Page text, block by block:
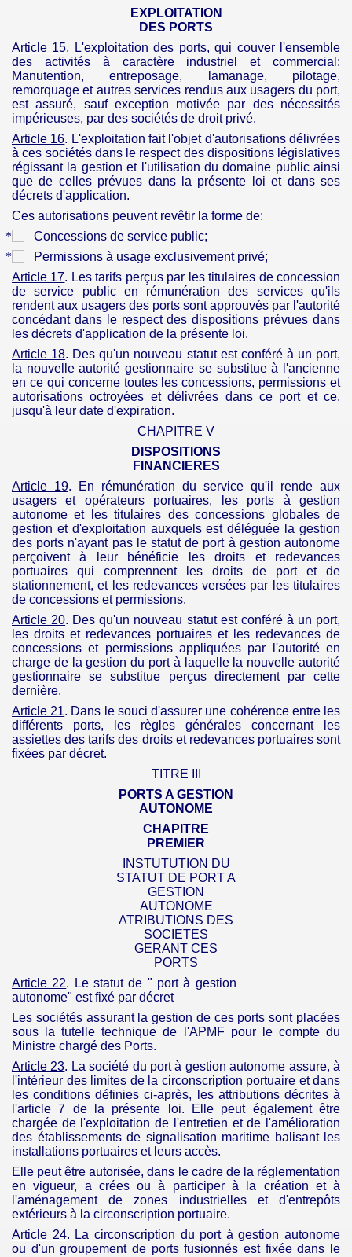
EXPLOITATION
DES PORTS
Article 15. L'exploitation des ports, qui couver l'ensemble
des activités à caractère industriel et commercial:
Manutention, entreposage, lamanage, pilotage,
remorquage et autres services rendus aux usagers du port,
est assuré, sauf exception motivée par des nécessités
impérieuses, par des sociétés de droit privé.
Article 16. L'exploitation fait l'objet d'autorisations délivrées
à ces sociétés dans le respect des dispositions législatives
régissant la gestion et l'utilisation du domaine public ainsi
que de celles prévues dans la présente loi et dans ses
décrets d'application.
Ces autorisations peuvent revêtir la forme de:
Concessions de service public;
Permissions à usage exclusivement privé;
Article 17. Les tarifs perçus par les titulaires de concession
de service public en rémunération des services qu'ils
rendent aux usagers des ports sont approuvés par l'autorité
concédant dans le respect des dispositions prévues dans
les décrets d'application de la présente loi.
Article 18. Des qu'un nouveau statut est conféré à un port,
la nouvelle autorité gestionnaire se substitue à l'ancienne
en ce qui concerne toutes les concessions, permissions et
autorisations octroyées et délivrées dans ce port et ce,
jusqu'à leur date d'expiration.
CHAPITRE V
DISPOSITIONS
FINANCIERES
Article 19.
En rémunération du service qu'il rende aux
usagers et opérateurs portuaires, les ports à gestion
autonome et les titulaires des concessions globales de
gestion et d'exploitation auxquels est déléguée la gestion
des ports n'ayant pas le statut de port à gestion autonome
perçoivent à leur bénéficie les droits et redevances
portuaires qui comprennent les droits de port et de
stationnement, et les redevances versées par les titulaires
de concessions et permissions.
Article 20. Des qu'un nouveau statut est conféré à un port,
les droits et redevances portuaires et les redevances de
concessions et permissions appliquées par l'autorité en
charge de la gestion du port à laquelle la nouvelle autorité
gestionnaire se substitue perçus directement par cette
dernière.
Article 21. Dans le souci d'assurer une cohérence entre les
différents ports, les règles générales concernant les
assiettes des tarifs des droits et redevances portuaires sont
fixées par décret.
TITRE III
PORTS A GESTION
AUTONOME
CHAPITRE
PREMIER
INSTUTUTION DU
STATUT DE PORT A
GESTION
AUTONOME
ATRIBUTIONS DES
SOCIETES
GERANT CES
PORTS
Article 22. Le statut de " port à gestion
autonome" est fixé par décret
Les sociétés assurant la gestion de ces ports sont placées
sous la tutelle technique de l'APMFpour le compte du
Ministre chargé des Ports.
Article 23. La société du port à gestion autonome assure, à
l'intérieur des limites de la circonscription portuaire et dans
les conditions définies ci-après, les attributions décrites à
l'article 7 de la présente loi. Elle peut également être
chargée de l'exploitation de l'entretien et de l'amélioration
des établissements de signalisation maritime balisant les
installations portuaires et leurs accès.
Elle peut être autorisée, dans le cadre de la réglementation
en vigueur, a crées ou à participer à la création et à
l'aménagement de zones industrielles et d'entrepôts
extérieurs à la circonscription portuaire.
Article 24. La circonscription du port à gestion autonome
ou d'un groupement de ports fusionnés est fixée dans le